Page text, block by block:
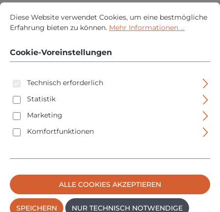
Regulärer
23,95 €
PREISE INKL. MWST. ZZGL. VERSANDKOSTEN
Aircraft Druckluftschlauch Hybrid SuperFlex - 10x16
Cookie-Voreinstellungen
Diese Website verwendet Cookies, um eine bestmögliche
Diese Website verwendet Cookies, um eine bestmögliche
Erfahrung bieten zu können. Mehr Informationen ...
Cookie-Voreinstellungen
Technisch erforderlich
Statistik
Marketing
Komfortfunktionen
ALLE COOKIES AKZEPTIEREN
SPEICHERN NUR TECHNISCH NOTWENDIGE